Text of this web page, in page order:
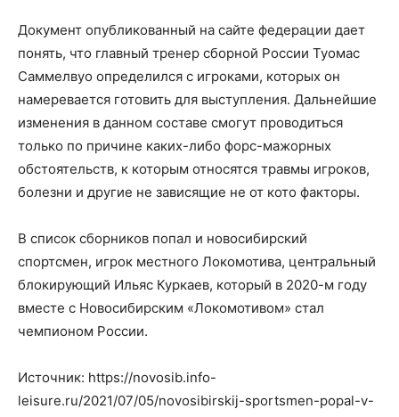
Документ опубликованный на сайте федерации дает
понять, что главный тренер сборной России Туомас
Саммелвуо определился с игроками, которых он
намеревается готовить для выступления. Дальнейшие
изменения в данном составе смогут проводиться
только по причине каких-либо форс-мажорных
обстоятельств, к которым относятся травмы игроков,
болезни и другие не зависящие не от кото факторы.
В список сборников попал и новосибирский
спортсмен, игрок местного Локомотива, центральный
блокирующий Ильяс Куркаев, который в 2020-м году
вместе с Новосибирским «Локомотивом» стал
чемпионом России.
Источник: https://novosib.info-
leisure.ru/2021/07/05/novosibirskij-sportsmen-popal-v-